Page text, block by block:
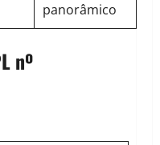
panorâmico
nº